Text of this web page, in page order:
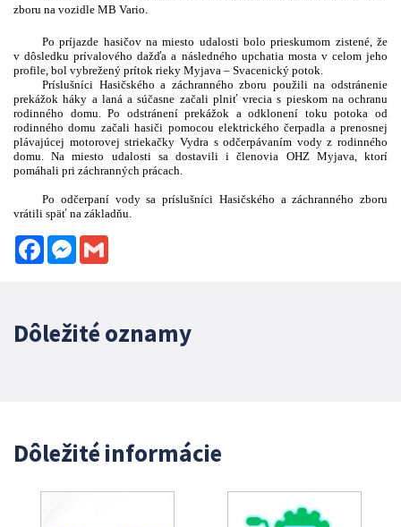
zboru na vozidle MB Vario.
Po príjazde hasičov na miesto udalosti bolo prieskumom zistené, že
v dôsledku prívalového dažďa a následného upchatia mosta v celom jeho
profile, bol vybrežený prítok rieky Myjava – Svacenický potok.
Príslušníci Hasičského a záchranného zboru použili na odstránenie
prekážok háky a laná a súčasne začali plniť vrecia s pieskom na ochranu
rodinného domu. Po odstránení prekážok a odklonení toku potoka od
rodinného domu začali hasiči pomocou elektrického čerpadla a prenosnej
plávajúcej motorovej striekačky Vydra s odčerpávaním vody z rodinného
domu. Na miesto udalosti sa dostavili i členovia OHZ Myjava, ktorí
pomáhali pri záchranných prácach.
Po odčerpaní vody sa príslušníci Hasičského a záchranného zboru
vrátili späť na základňu.
FacebookMessenger
Dôležité oznamy
Dôležité informácie